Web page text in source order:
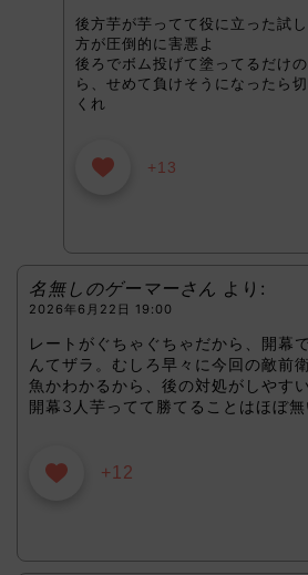
後方芋が芋ってて役に立った試
方が圧倒的に害悪よ
後ろでボム投げて塗ってるだけ
ら、せめて負けそうになったら
くれ
+13
名無しのゲーマーさん より:
2026年6月22日 19:00
レートがぐちゃぐちゃだから、開幕
んてザラ。むしろ早々に今回の敵前
魚かわかるから、後の対処がしやす
開幕3人芋ってて勝てることはほぼ無
+12